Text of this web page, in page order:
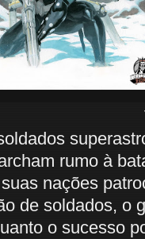
de
rumo à
nações
de soldados, o
o sucesso